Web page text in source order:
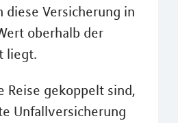
Versicherung in
oberhalb der
liegt.
Reise gekoppelt sind,
Unfallversicherung